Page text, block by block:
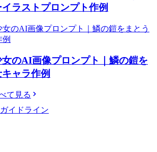
イラストプロンプト作例
女のAI画像プロンプト｜鱗の鎧を
ャラ作例
て見る
イドライン